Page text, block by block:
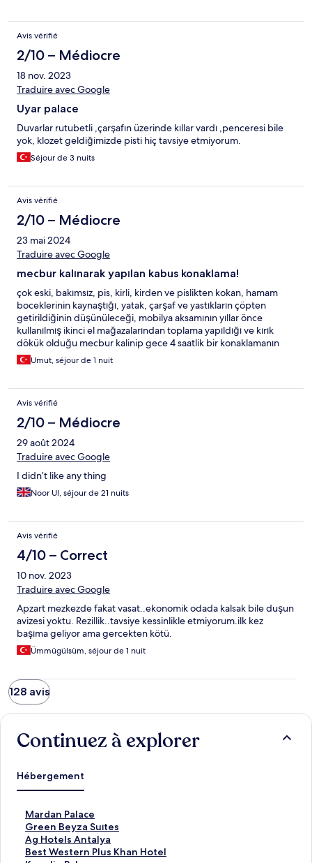
Avis vérifié
2/10 – Médiocre
18 nov. 2023
Traduire avec Google
Uyar palace
Duvarlar rutubetli ,çarşafın üzerinde kıllar vardı ,penceresi bile
yok, klozet geldiğimizde pisti hiç tavsiye etmiyorum.
Séjour de 3 nuits
Avis vérifié
2/10 – Médiocre
23 mai 2024
Traduire avec Google
mecbur kalınarak yapılan kabus konaklama!
çok eski, bakımsız, pis, kirli, kirden ve pislikten kokan, hamam
boceklerinin kaynaştığı, yatak, çarşaf ve yastıkların çöpten
getirildiğinin düşünüleceği, mobilya aksamının yıllar önce
kullanılmış ikinci el mağazalarından toplama yapıldığı ve kırık
dökük olduğu mecbur kalinip gece 4 saatlik bir konaklamanın
yapıldığı, kabus bir durumdu.
Umut, séjour de 1 nuit
Avis vérifié
2/10 – Médiocre
29 août 2024
Traduire avec Google
I didn’t like any thing
Noor Ul, séjour de 21 nuits
Avis vérifié
4/10 – Correct
10 nov. 2023
Traduire avec Google
Apzart mezkezde fakat vasat..ekonomik odada kalsak bile duşun
avizesi yoktu. Rezillik..tavsiye kessinlikle etmiyorum.ilk kez
başıma geliyor ama gercekten kötü.
Ümmügülsüm, séjour de 1 nuit
128 avis
Continuez à explorer
Hébergement
Mardan Palace
M
a
r
d
Green Beyza Suıtes
G
r
e
Ag Hotels Antalya
A
g
Best Western Plus Khan Hotel
B